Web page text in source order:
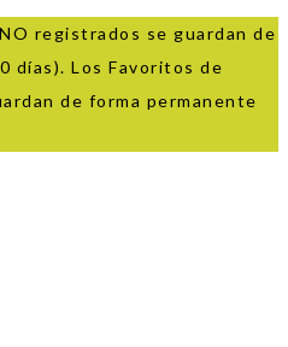
registrados se guardan de
días). Los Favoritos de
de forma permanente